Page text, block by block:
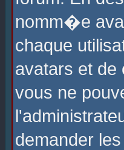
nomm�e
chaque
avatars et
vous ne
demander